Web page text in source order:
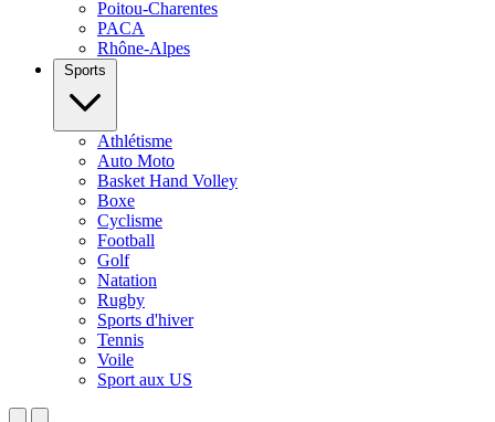
Poitou-Charentes
PACA
Rhône-Alpes
Sports
Athlétisme
Auto Moto
Basket Hand Volley
Boxe
Cyclisme
Football
Golf
Natation
Rugby
Sports d'hiver
Tennis
Voile
Sport aux US